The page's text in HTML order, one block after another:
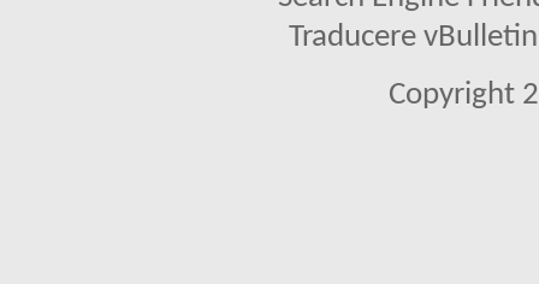
Traducere
Copyright